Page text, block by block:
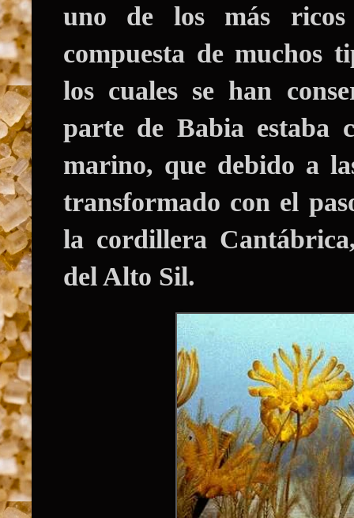
uno de los más
compuesta de muchos
los cuales se han
parte de Babia estaba
marino, que debido a
transformado con el
la cordillera
del Alto Sil.